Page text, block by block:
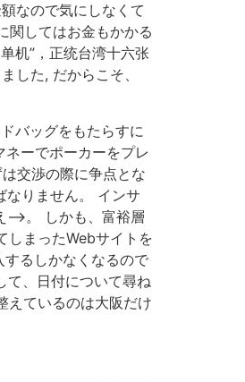
なので気にしなくて
関してはお金もかかる
机”，正统台湾十六张
した, だからこそ、
バッグをもたらすに
ーでポーカーをプレ
交渉の際に争点とな
なりません。 インサ
–>。 しかも、富裕層
しまったWebサイトを
るしかなくなるので
、日付について尋ね
えているのは大阪だけ